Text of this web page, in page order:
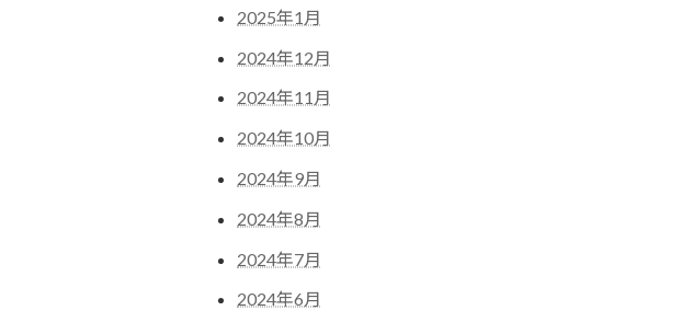
2025年1月
2024年12月
2024年11月
2024年10月
2024年9月
2024年8月
2024年7月
2024年6月